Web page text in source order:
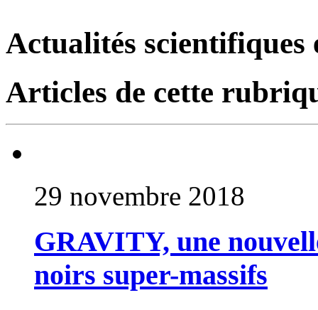
Actualités scientifiques
Articles de cette
29 novembre 2018
GRAVITY, une
noirs super-massifs